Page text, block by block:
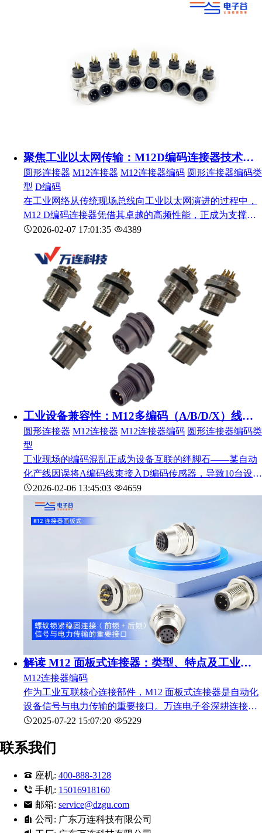
聚焦工业以太网传输：M12D编码连接器技术特性与高带宽设计要点
圆形连接器 M12连接器 M12连接器编码 圆形连接器编码类
型 D编码
在工业网络从传统现场总线向工业以太网演进的过程中，
M12 D编码连接器凭借其卓越的高频性能，正成为支撑智
能制造数据传输的关键物理接口。这一专门为以太网应用
准。
2026-02-07 17:01:35 4389
工业设备兼容性：M12多编码（A/B/D/X）线束选型指南
圆形连接器 M12连接器 M12连接器编码 圆形连接器编码类
型
工业现场的编码混乱正成为设备互联的绊脚石——某自动
化产线因误将A编码线束接入D编码传感器，导致10台设备
无法通信，调试停滞4小时；某储能电站因混淆X编码与其
他编码，造成储能模块功率传输异常。随着工业4.0推进，
跨品牌互联场景激增，M12连接器的A/B/D/X多编码体
系，既为不同传输需求提供适配方案，也让选型难度陡
增。本文聚焦编码差异与兼容逻辑，结合电子谷M12系列
产品特性，提供清晰选型指南，帮你避开兼容陷阱。
2026-02-06 13:45:03 4659
解读 M12 面板式连接器：类型、特点及工业应用
M12连接器编码
作为工业互联核心连接部件，M12 面板式连接器是自动化
设备信号与电力传输的重要接口。万连电子谷深耕连接器
行业，聚焦工业连接器标准化与定制化需求，为客户提供
2025-07-22 15:07:20 5229
联系我们
座机: 400-888-3128
手机: 15016918160
邮箱: service@dzgu.com
公司: 广东万连科技有限公司